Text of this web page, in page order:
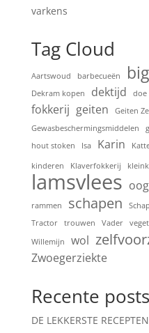
varkens
Tag Cloud
Aartswoud barbecueën
Dekram kopen
dektijd doe
fokkerij geiten
Geiten
Gewasbeschermingsmiddelen
hout stoken
Isa Karin
kinderen Klaverfokkerij
lamsvlees
rammen
schapen
Tractor
trouwen Vader
Willemijn
wol
Zwoegerziekte
Recente posts
DE LEKKERSTE